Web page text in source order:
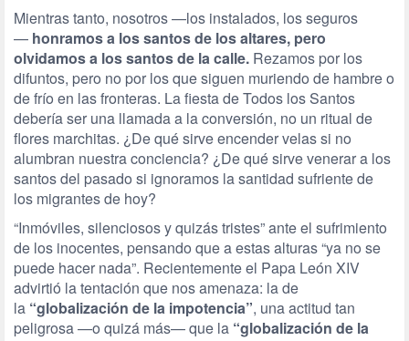
Mientras tanto, nosotros —los instalados, los seguros
— honramos a los santos de los altares, pero
olvidamos a los santos de la calle. Rezamos por los
difuntos, pero no por los que siguen muriendo de hambre o
de frío en las fronteras. La fiesta de Todos los Santos
debería ser una llamada a la conversión, no un ritual de
flores marchitas. ¿De qué sirve encender velas si no
alumbran nuestra conciencia? ¿De qué sirve venerar a los
santos del pasado si ignoramos la santidad sufriente de
los migrantes de hoy?
“Inmóviles, silenciosos y quizás tristes” ante el sufrimiento
de los inocentes, pensando que a estas alturas “ya no se
puede hacer nada”. Recientemente el Papa León XIV
advirtió la tentación que nos amenaza: la de
la “globalización de la impotencia”, una actitud tan
peligrosa —o quizá más— que la “globalización de la